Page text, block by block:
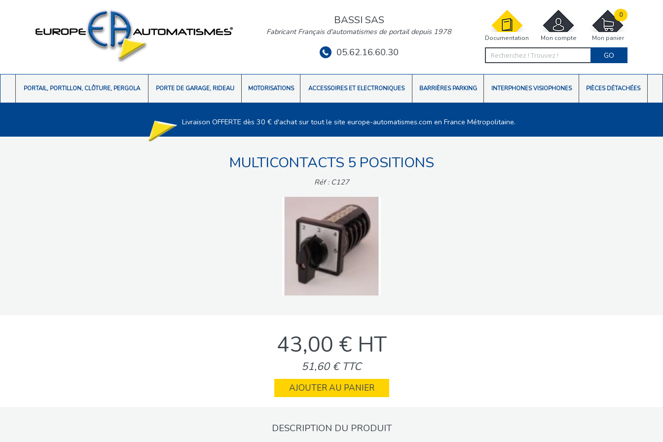
Documentation Mon compte Mon panier
0
GO
BASSI SAS
Fabricant Français d'automatismes de portail depuis 1978
05.62.16.60.30
PORTAIL, PORTILLON, CLÔTURE, PERGOLA PORTE DE GARAGE, RIDEAU MOTORISATIONS ACCESSOIRES ET ELECTRONIQUES BARRIÈRES PARKING INTERPHONES VISIOPHONES PIÈCES DÉTACHÉES
Livraison OFFERTE dès 30 € d'achat sur tout le site europe-automatismes.com en France Métropolitaine.
MULTICONTACTS 5 POSITIONS
Réf : C127
43,00 € HT
51,60 € TTC
AJOUTER AU PANIER
DESCRIPTION DU PRODUIT